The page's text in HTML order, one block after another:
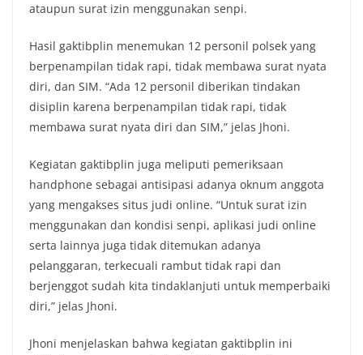
ataupun surat izin menggunakan senpi.
Hasil gaktibplin menemukan 12 personil polsek yang
berpenampilan tidak rapi, tidak membawa surat nyata
diri, dan SIM. “Ada 12 personil diberikan tindakan
disiplin karena berpenampilan tidak rapi, tidak
membawa surat nyata diri dan SIM,” jelas Jhoni.
Kegiatan gaktibplin juga meliputi pemeriksaan
handphone sebagai antisipasi adanya oknum anggota
yang mengakses situs judi online. “Untuk surat izin
menggunakan dan kondisi senpi, aplikasi judi online
serta lainnya juga tidak ditemukan adanya
pelanggaran, terkecuali rambut tidak rapi dan
berjenggot sudah kita tindaklanjuti untuk memperbaiki
diri,” jelas Jhoni.
Jhoni menjelaskan bahwa kegiatan gaktibplin ini